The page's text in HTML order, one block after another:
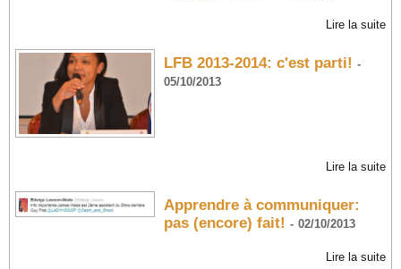
Lire la suite
LFB 2013-2014: c'est parti! -
05/10/2013
Lire la suite
Apprendre à communiquer:
pas (encore) fait! - 02/10/2013
Lire la suite